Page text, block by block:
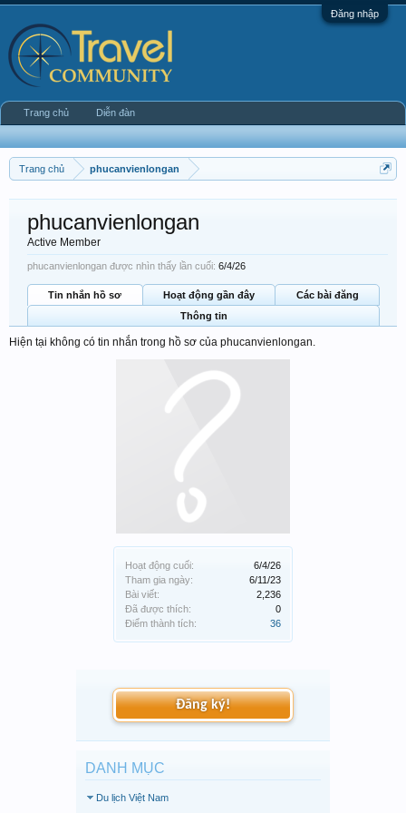
Đăng nhập
Trang chủ phucanvienlongan
Hoạt động cuối:
6/4/26
Tham gia ngày:
6/11/23
Bài viết:
2,236
Đã được thích:
0
Điểm thành tích:
36
phucanvienlongan
Active Member
phucanvienlongan được nhìn thấy lần cuối: 6/4/26
Tin nhắn hồ sơ Hoạt động gần đây
Các bài đăng
Thông tin
Hiện tại không có tin nhắn trong hồ sơ của phucanvienlongan.
Đăng ký!
DANH MỤC
Du lịch Việt Nam
Trang chủ Diễn đàn